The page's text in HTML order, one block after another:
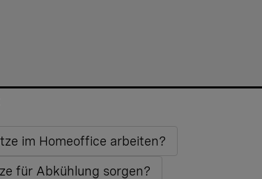
im Homeoffice arbeiten?
für Abkühlung sorgen?